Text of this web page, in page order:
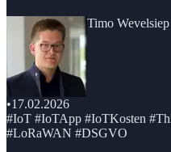
Timo Wevelsiep
•17.02.2026
#IoT #IoTApp #IoTKosten
#LoRaWAN #DSGVO